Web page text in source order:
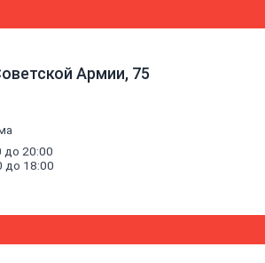
чугунные
Экраны
под
для
Армии, 75
до 20:00
до 18:00